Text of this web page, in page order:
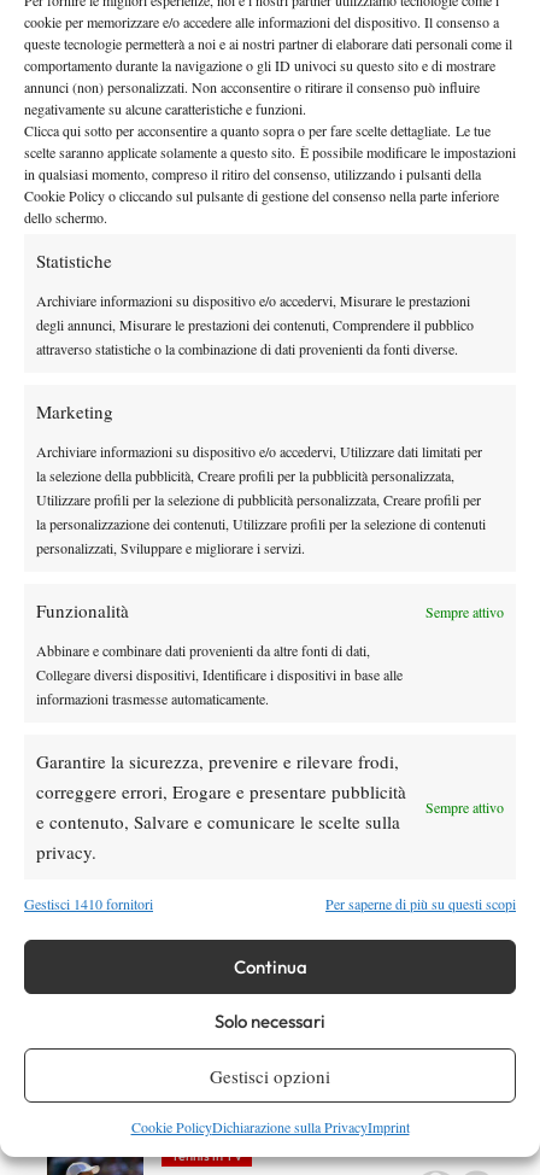
cookie per memorizzare e/o accedere alle informazioni del dispositivo. Il consenso a
queste tecnologie permetterà a noi e ai nostri partner di elaborare dati personali come il
comportamento durante la navigazione o gli ID univoci su questo sito e di mostrare
annunci (non) personalizzati. Non acconsentire o ritirare il consenso può influire
negativamente su alcune caratteristiche e funzioni.
Clicca qui sotto per acconsentire a quanto sopra o per fare scelte dettagliate. Le tue
scelte saranno applicate solamente a questo sito. È possibile modificare le impostazioni
in qualsiasi momento, compreso il ritiro del consenso, utilizzando i pulsanti della
Cookie Policy o cliccando sul pulsante di gestione del consenso nella parte inferiore
dello schermo.
Statistiche
Archiviare informazioni su dispositivo e/o accedervi, Misurare le prestazioni
degli annunci, Misurare le prestazioni dei contenuti, Comprendere il pubblico
attraverso statistiche o la combinazione di dati provenienti da fonti diverse.
Marketing
Archiviare informazioni su dispositivo e/o accedervi, Utilizzare dati limitati per
la selezione della pubblicità, Creare profili per la pubblicità personalizzata,
Utilizzare profili per la selezione di pubblicità personalizzata, Creare profili per
la personalizzazione dei contenuti, Utilizzare profili per la selezione di contenuti
personalizzati, Sviluppare e migliorare i servizi.
Funzionalità Sempre attivo
Abbinare e combinare dati provenienti da altre fonti di dati,
Collegare diversi dispositivi, Identificare i dispositivi in base alle
informazioni trasmesse automaticamente.
Garantire la sicurezza, prevenire e rilevare frodi,
correggere errori, Erogare e presentare pubblicità
e contenuto, Salvare e comunicare le scelte sulla
privacy.
Sempre attivo
Gestisci 1410 fornitori Per saperne di più su questi scopi
Continua
Solo necessari
Gestisci opzioni
Cookie PolicyDichiarazione sulla PrivacyImprint
giocatori, intesi come rapporto tra montepremi totale e ricavi
complessivi. Stando infatti alla tesi sostenuta dai giocatori e
riportata dalla testata giornalistica britannica,tale rapporto per i
tornei dello Slam varia dal 12% al 15% a fronte del 22%
circa previsto per i tornei ATP e WTA.
“Ci sono argomenti importanti come quello relativo al
calendario ma a oggi nulla impedirebbe ai tornei del Grande
Slam di offrire
TRATTATIVA IN STAND-BY
Trattative che comunque non partono certo oggi, è sempre il ‘
appartenenti sia alla
visti rifiutare richieste relative a un nuovo sistema di ripartizione
del montepremi oltre che un nuovo incontro tra le parti durante
gli US Open. Un rifiuto che però sembrerebbe partire dal non
aver ancora risolto lacausa legale della PTPA contro ITF,
aggiornamento sulla situazione: “
Durante Roland Garros e
tra le parti. Noivogliamo continuare a collaborare
trovino soluzioni positive per tutte le parti coinvolte
Masters 1000 Montreal 2026:
Bolelli/Vavassori fuori al primo turno
Quinn, Sonego entra nel tabellone
Tennis in TV